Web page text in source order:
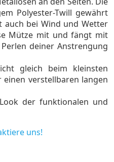
Polyester-Twill gewährt
auch bei Wind und Wetter
Mütze mit und fängt mit
deiner Anstrengung
gleich beim kleinsten
verstellbaren langen
der funktionalen und
uns!